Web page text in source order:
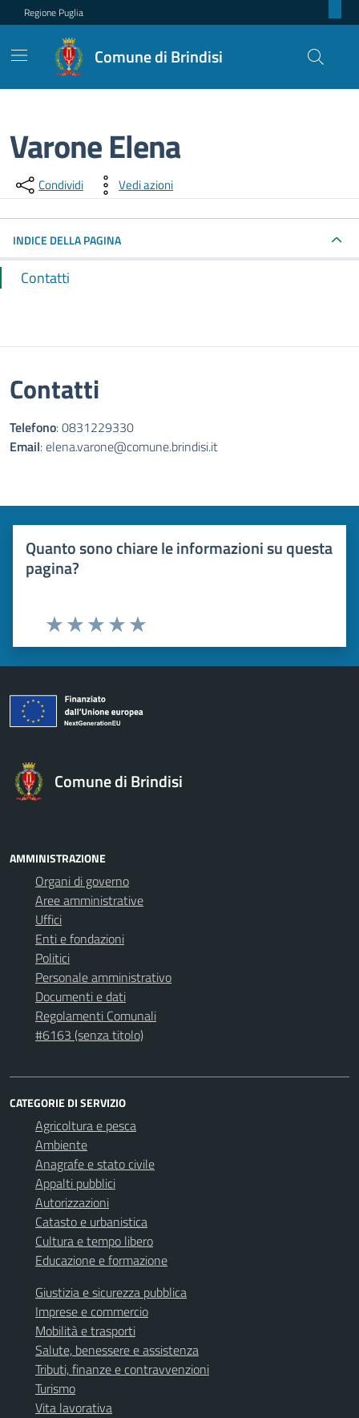
Regione Puglia
Comune di Brindisi
Varone Elena
Dettagli del punto di contatto
Condividi Vedi azioni
INDICE DELLA PAGINA
Contatti
Contatti
Telefono: 0831229330
Email: elena.varone@comune.brindisi.it
Quanto sono chiare le informazioni su questa
pagina?
Valuta 5 stelle su 5
Valuta 4 stelle su 5
Valuta 3 stelle su 5
Valuta 2 stelle su 5
Valuta 1 stelle su 5
Comune di Brindisi
AMMINISTRAZIONE
Organi di governo
Aree amministrative
Uffici
Enti e fondazioni
Politici
Personale amministrativo
Documenti e dati
Regolamenti Comunali
#6163 (senza titolo)
CATEGORIE DI SERVIZIO
Agricoltura e pesca
Ambiente
Anagrafe e stato civile
Appalti pubblici
Autorizzazioni
Catasto e urbanistica
Cultura e tempo libero
Educazione e formazione
Giustizia e sicurezza pubblica
Imprese e commercio
Mobilità e trasporti
Salute, benessere e assistenza
Tributi, finanze e contravvenzioni
Turismo
Vita lavorativa